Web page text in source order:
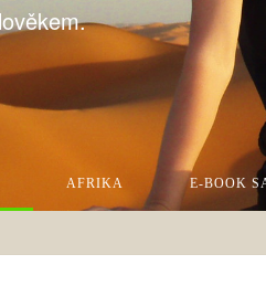
AFRIKA E-BOOK